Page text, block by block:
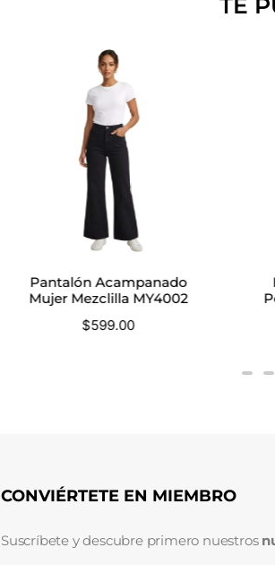
TE
Pantalón Acampanado
Mujer Mezclilla MY4002
$599.00
CONVIÉRTETE EN MIEMBRO
Suscríbete y descubre primero nuestros